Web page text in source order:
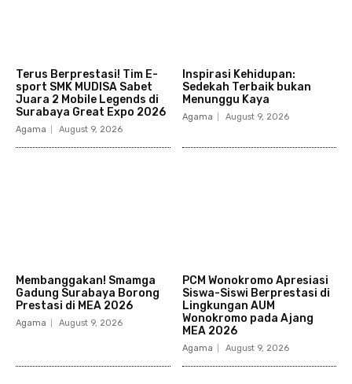
Terus Berprestasi! Tim E-
sport SMK MUDISA Sabet
Juara 2 Mobile Legends di
Surabaya Great Expo 2026
Agama August 9, 2026
Inspirasi Kehidupan:
Sedekah Terbaik bukan
Menunggu Kaya
Agama August 9, 2026
Membanggakan! Smamga
Gadung Surabaya Borong
Prestasi di MEA 2026
Agama August 9, 2026
PCM Wonokromo Apresiasi
Siswa-Siswi Berprestasi di
Lingkungan AUM
Wonokromo pada Ajang
MEA 2026
Agama August 9, 2026